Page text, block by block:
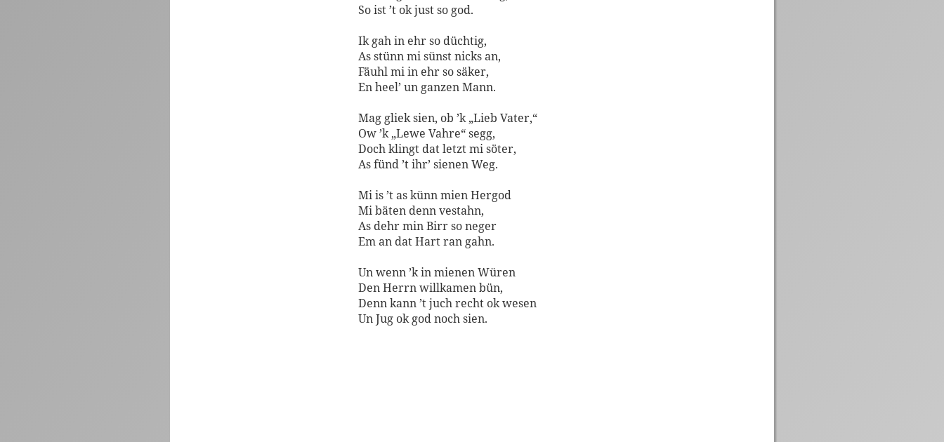
So ist ’t ok just so god.
Ik gah in ehr so düchtig,
As stünn mi sünst nicks an,
Fäuhl mi in ehr so säker,
En heel’ un ganzen Mann.
Mag gliek sien, ob ’k „Lieb Vater,“
Ow ’k „Lewe Vahre“ segg,
Doch klingt dat letzt mi söter,
As fünd ’t ihr’ sienen Weg.
Mi is ’t as künn mien Hergod
Mi bäten denn vestahn,
As dehr min Birr so neger
Em an dat Hart ran gahn.
Un wenn ’k in mienen Würen
Den Herrn willkamen bün,
Denn kann ’t juch recht ok wesen
Un Jug ok god noch sien.